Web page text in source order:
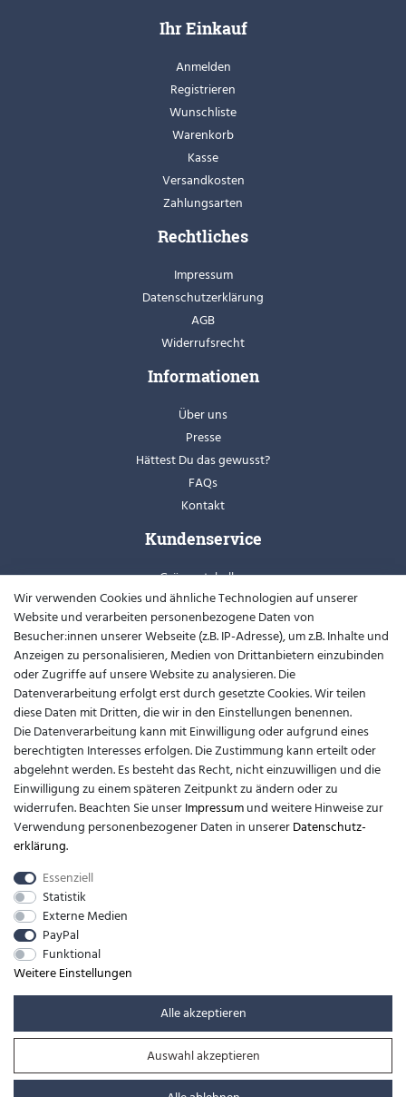
Ihr Einkauf
Anmelden
Registrieren
Wunschliste
Warenkorb
Kasse
Versandkosten
Zahlungsarten
Rechtliches
Impressum
Datenschutzerklärung
AGB
Widerrufsrecht
Informationen
Über uns
Presse
Hättest Du das gewusst?
FAQs
Kontakt
Kundenservice
Grössentabellen
Retoure
Schuhweiten
Youtube
Widerrufsformular
Kontakt
support@barfusslaufen.com
+49 (0)8807-214983
Anrufe aus dem dt. Festnetz zum Ortstarif, Preise aus dem Mobilfunknetz
© Copyright 2026 | Alle Rechte vorbehalten. -
barfusslaufen.com | Realisationcolornativ /
Wir verwenden Cookies und ähnliche Technologien auf unserer
Website und verarbeiten personenbezogene Daten von
Besucher:innen unserer Webseite (z.B. IP-Adresse), um z.B. Inhalte und
Anzeigen zu personalisieren, Medien von Drittanbietern einzubinden
oder Zugriffe auf unsere Website zu analysieren. Die
Datenverarbeitung erfolgt erst durch gesetzte Cookies. Wir teilen
diese Daten mit Dritten, die wir in den Einstellungen benennen.
Die Datenverarbeitung kann mit Einwilligung oder aufgrund eines
berechtigten Interesses erfolgen. Die Zustimmung kann erteilt oder
abgelehnt werden. Es besteht das Recht, nicht einzuwilligen und die
Einwilligung zu einem späteren Zeitpunkt zu ändern oder zu
widerrufen. Beachten Sie unserImpressumund weitere Hinweise zur
Verwendung personenbezogener Daten in unsererDaten­schutz­
erklärung.
Essenziell
Statistik
Externe Medien
PayPal
Funktional
Weitere Einstellungen
Alle akzeptieren
Auswahl akzeptieren